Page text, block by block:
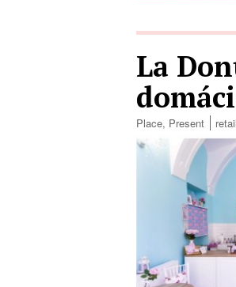
La
Place, Present retail